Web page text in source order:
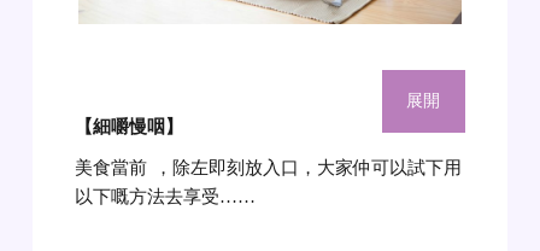
【細嚼慢咽 】
美食當前
，除左即刻放入口，大家仲可以試下用
以下嘅方法去享受……
展開